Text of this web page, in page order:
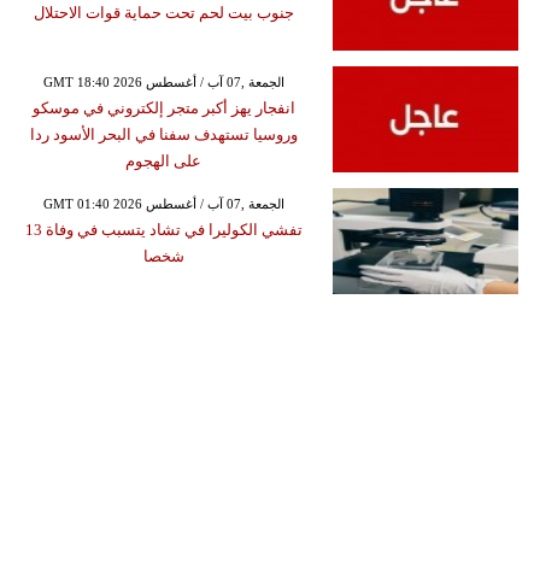
جنوب بيت لحم تحت حماية قوات الاحتلال
GMT 18:40 2026 الجمعة ,07 آب / أغسطس
انفجار يهز أكبر متجر إلكتروني في موسكو
وروسيا تستهدف سفنا في البحر الأسود ردا
على الهجوم
GMT 01:40 2026 الجمعة ,07 آب / أغسطس
تفشي الكوليرا في تشاد يتسبب في وفاة 13
شخصا